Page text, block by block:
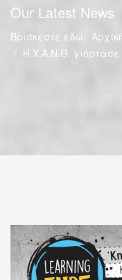
Our Latest News
Βρίσκεστε εδώ:
H Χ.Α.Ν.Θ.